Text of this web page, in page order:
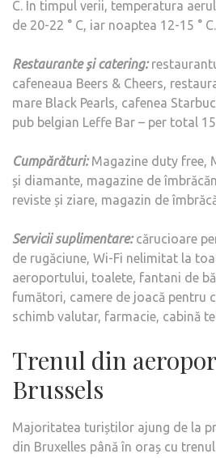
С. În timpul verii, temperatura
de 20-22 ° C, iar noaptea 12-15 ° C.
Restaurante și catering:
cafeneaua Beers & Cheers,
mare Black Pearls, cafenea
pub belgian Leffe Bar – per total
Cumpărături:Magazine duty free,
și diamante, magazine de
reviste și ziare, magazin de
Servicii suplimentare:cărucioare
de rugăciune, Wi-Fi nelimitat la
aeroportului, toalete, fantani de
fumători, camere de joacă pentru
schimb valutar, farmacie, cabină
Trenul din
Brussels
Majoritatea turiștilor ajung de la
din Bruxelles până în oraș cu